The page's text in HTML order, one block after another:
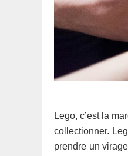
Lego, c’est la
collectionner.
prendre un